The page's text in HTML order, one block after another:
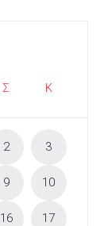
Σ Κ
2 3
9 10
16 17